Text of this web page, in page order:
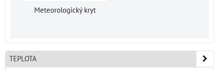
Meteorologický kryt
TEPLOTA